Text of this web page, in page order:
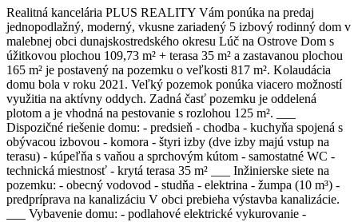
Realitná kancelária PLUS REALITY Vám ponúka na predaj
jednopodlažný, moderný, vkusne zariadený 5 izbový rodinný dom v
malebnej obci dunajskostredského okresu Lúč na Ostrove Dom s
úžitkovou plochou 109,73 m² + terasa 35 m² a zastavanou plochou
165 m² je postavený na pozemku o veľkosti 817 m². Kolaudácia
domu bola v roku 2021. Veľký pozemok ponúka viacero možností
využitia na aktívny oddych. Zadná časť pozemku je oddelená
plotom a je vhodná na pestovanie s rozlohou 125 m². ___
Dispozičné riešenie domu: - predsieň - chodba - kuchyňa spojená s
obývacou izbovou - komora - štyri izby (dve izby majú vstup na
terasu) - kúpeľňa s vaňou a sprchovým kútom - samostatné WC -
technická miestnosť - krytá terasa 35 m² ___ Inžinierske siete na
pozemku: - obecný vodovod - studňa - elektrina - žumpa (10 m³) -
predpríprava na kanalizáciu V obci prebieha výstavba kanalizácie.
___ Vybavenie domu: - podlahové elektrické vykurovanie -